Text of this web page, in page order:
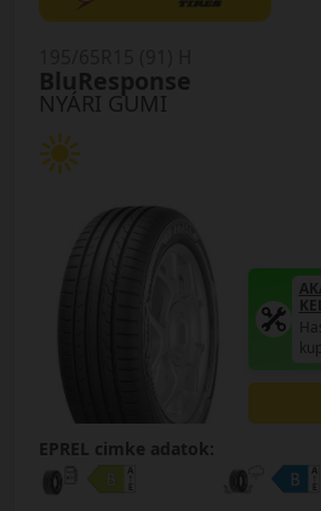
NYÁRI GUMI
BluResponse
EPREL cimke adatok: